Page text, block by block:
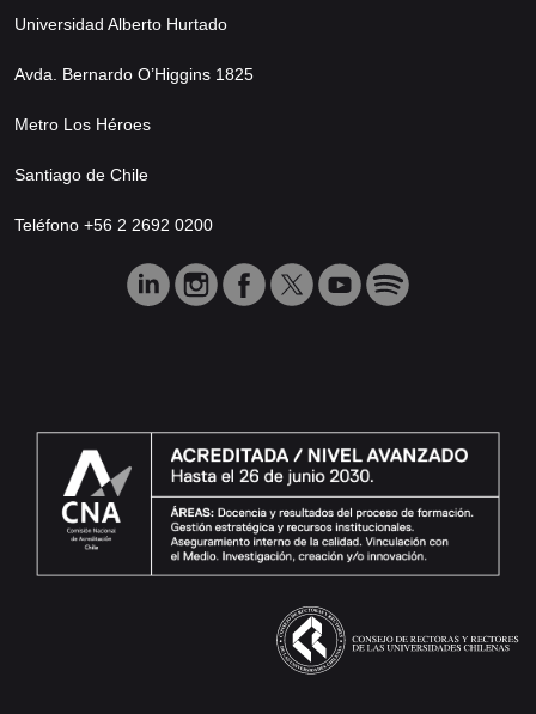
Universidad Alberto Hurtado
Avda. Bernardo O’Higgins 1825
Metro Los Héroes
Santiago de Chile
Teléfono +56 2 2692 0200